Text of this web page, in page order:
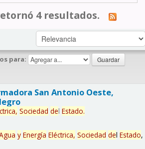
4 resultados.
para:
San Antonio Oeste,
Sociedad del Estado.
y Energía Eléctrica, Sociedad del Estado,